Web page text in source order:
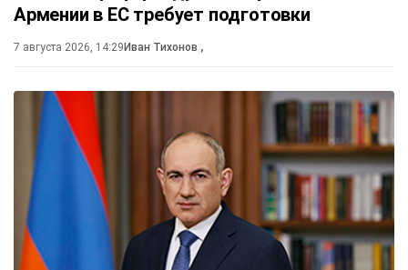
Армении в ЕС требует подготовки
7 августа 2026, 14:29 Иван Тихонов ,